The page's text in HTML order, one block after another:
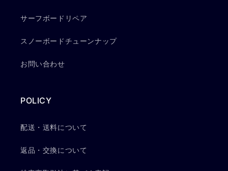
サーフボードリペア
スノーボードチューンナップ
お問い合わせ
POLICY
配送・送料について
返品・交換について